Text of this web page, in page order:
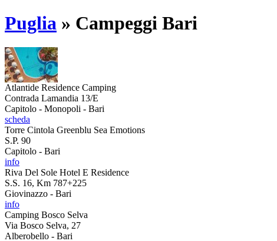
Puglia » Campeggi Bari
Atlantide Residence Camping
Contrada Lamandia 13/E
Capitolo - Monopoli - Bari
scheda
Torre Cintola Greenblu Sea Emotions
S.P. 90
Capitolo - Bari
info
Riva Del Sole Hotel E Residence
S.S. 16, Km 787+225
Giovinazzo - Bari
info
Camping Bosco Selva
Via Bosco Selva, 27
Alberobello - Bari